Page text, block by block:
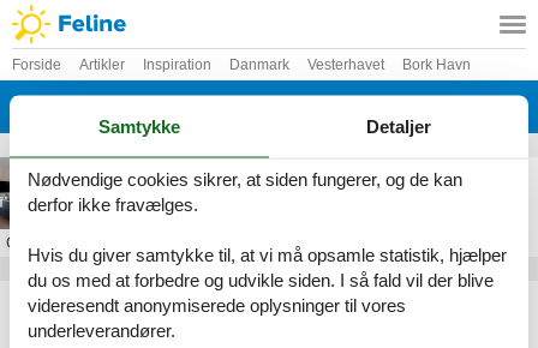
Forside Artikler Inspiration Danmark Vesterhavet Bork Havn
Houstrup
poolhus houstrup
Om
Artikeltyper
Alle
Samtykke Detaljer
Nødvendige cookies sikrer, at siden fungerer, og de kan
derfor ikke fravælges.
Hvis du giver samtykke til, at vi må opsamle statistik, hjælper
du os med at forbedre og udvikle siden. I så fald vil der blive
videresendt anonymiserede oplysninger til vores
underleverandører.